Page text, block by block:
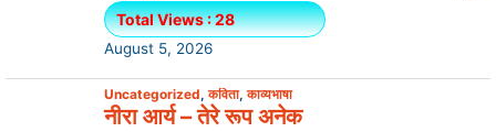
Total Views : 28
August 5, 2026
Uncategorized,कविता,काव्यभाषा
नीरा आर्य – तेरे रूप अनेक